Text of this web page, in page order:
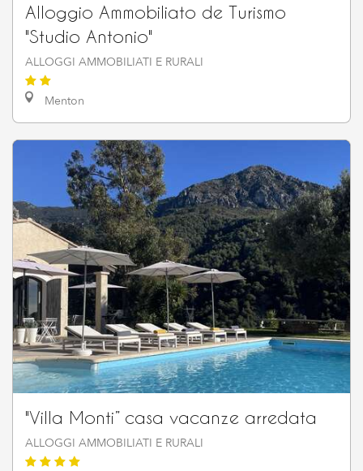
Alloggio Ammobiliato de Turismo
"Studio Antonio"
ALLOGGI AMMOBILIATI E RURALI
Menton
"Villa Monti” casa vacanze arredata
ALLOGGI AMMOBILIATI E RURALI